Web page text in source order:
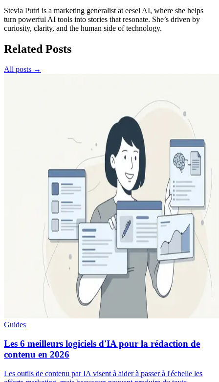
Stevia Putri is a marketing generalist at eesel AI, where she helps
turn powerful AI tools into stories that resonate. She’s driven by
curiosity, clarity, and the human side of technology.
Related Posts
All posts →
Guides
Les 6 meilleurs logiciels d'IA pour la rédaction de
contenu en 2026
Les outils de contenu par IA visent à aider à passer à l'échelle les